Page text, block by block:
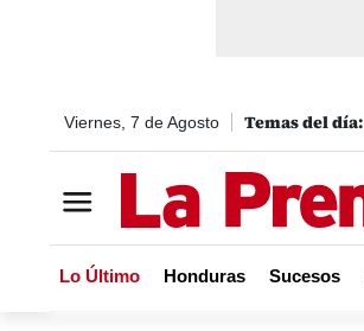
Viernes, 7 de Agosto
Lo Último Honduras Sucesos